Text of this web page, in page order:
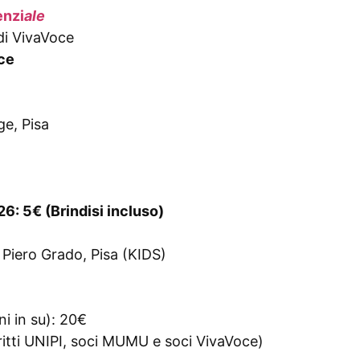
ale
VivaVoce
Pisa
5€ (Brindisi incluso)
Grado, Pisa (KIDS)
in su): 20€
UNIPI, soci MUMU e soci VivaVoce)